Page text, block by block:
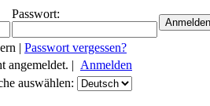
Passwort:
| Passwort vergessen?
angemeldet. | Anmelden
auswählen: